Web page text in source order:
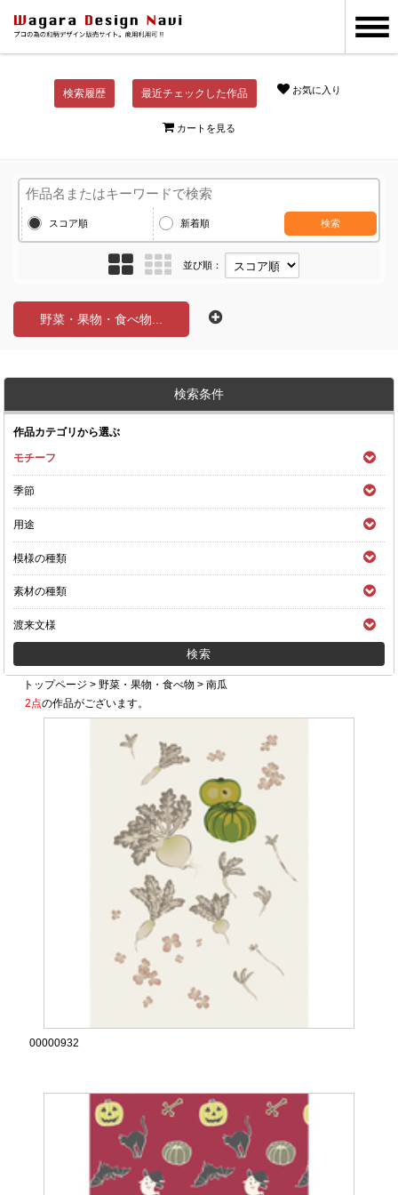
検索履歴 最近チェックした作品 お気に入り
カートを見る
スコア順 新着順 検索
並び順：
野菜・果物・食べ物...
検索条件
作品カテゴリから選ぶ
モチーフ
季節
用途
模様の種類
素材の種類
渡来文様
トップページ >野菜・果物・食べ物 >南瓜
2点の作品がございます。
00000932